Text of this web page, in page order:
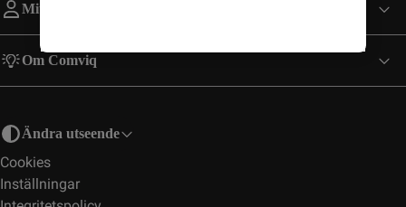
Mitt Konto
Om Comviq
Ändra utseende
Cookies
Inställningar